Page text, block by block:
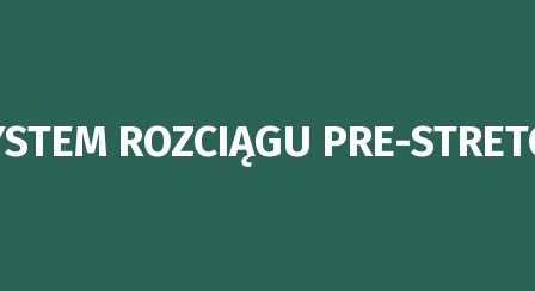
ROZCIĄGU PRE-